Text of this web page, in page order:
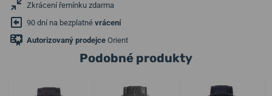
Zkrácení řemínku zdarma
90 dní na bezplatné vrácení
Autorizovaný prodejce Orient
Podobné produkty